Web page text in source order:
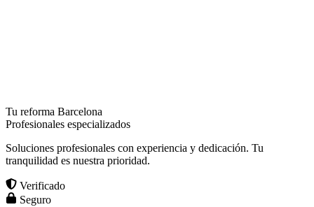
Tu reforma Barcelona
Profesionales especializados
Soluciones profesionales con experiencia y dedicación. Tu
tranquilidad es nuestra prioridad.
Verificado
Seguro